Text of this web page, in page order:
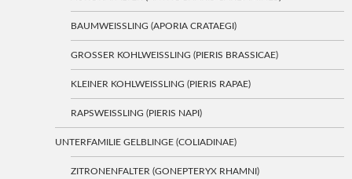
BAUMWEISSLING (APORIA CRATAEGI)
GROSSER KOHLWEISSLING (PIERIS BRASSICAE)
KLEINER KOHLWEISSLING (PIERIS RAPAE)
RAPSWEISSLING (PIERIS NAPI)
UNTERFAMILIE GELBLINGE (COLIADINAE)
ZITRONENFALTER (GONEPTERYX RHAMNI)